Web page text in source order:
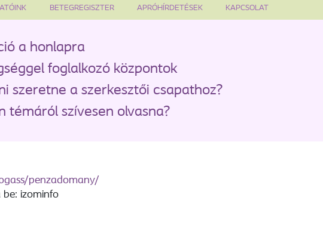
BETEGREGISZTER APRÓHÍRDETÉSEK KAPCSOLAT
a honlapra
foglalkozó központok
szeretne a szerkesztői csapathoz?
témáról szívesen olvasna?
penzadomany/
be: izominfo